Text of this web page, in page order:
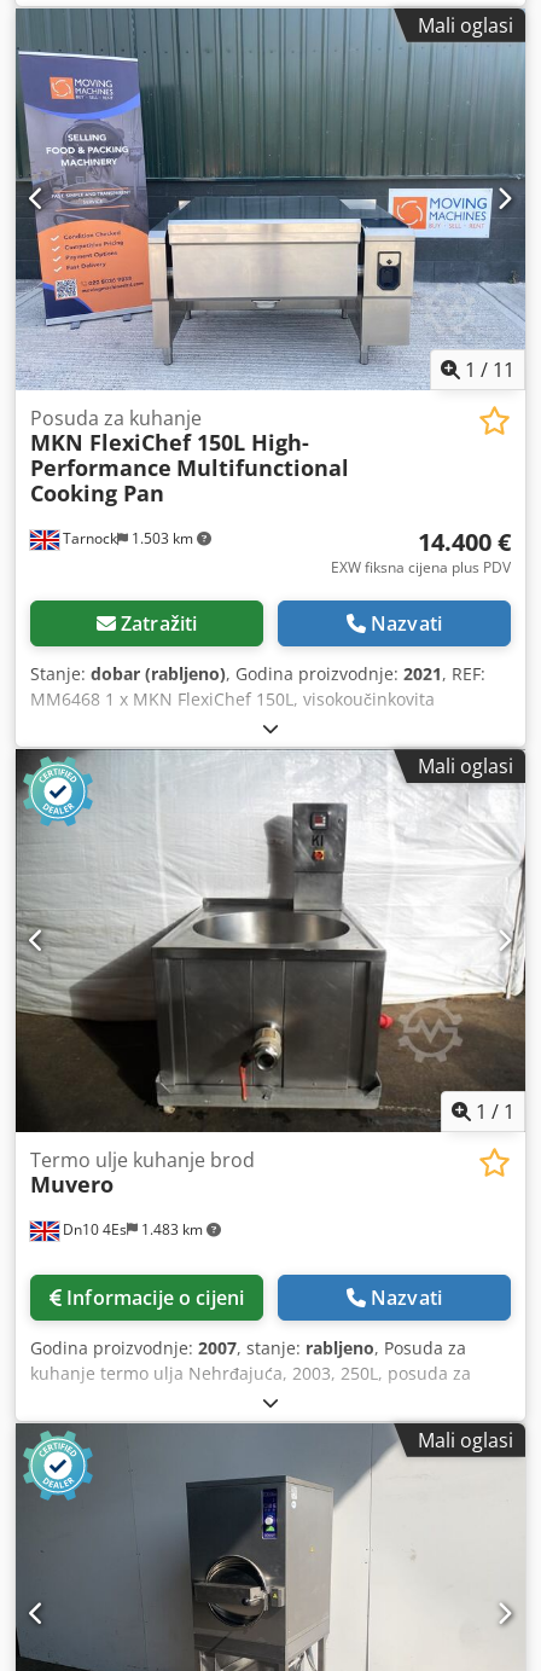
Dimenzije (D x Š x V): cca 1.900 x 1.900 x 1.800 mm
Mali oglasi
1 / 11
Tarnock 1.503 km
Posuda za kuhanje
MKN FlexiChef 150L High-
Performance Multifunctional
Cooking Pan
14.400 €
EXW fiksna cijena plus PDV
Zatražiti Nazvati
Stanje: dobar (rabljeno), Godina proizvodnje: 2021, REF:
MM6468 1 x MKN FlexiChef 150L, visokoučinkovita
višenamjenska posuda za kuhanje. Pogodna za pripremu
juha, gulaša, gotovih obroka, mesa, ribe, riže i tjestenine,
te pekarskih i slastičarskih proizvoda. Proizvođač – MKN
Maschinenfabrik Kurt Neubauer GmbH & Co KG. Tip –
FCEKMP133DR-G20037. Serijski broj – 21542551. Dcodpfx
Ajzn Rbfoivok Datum proizvodnje – 2021. Električni
priključak – 380-415 V / 50 Hz / 3 faze. Snaga – 34 kW. Tlak
vode – 200-600 kPa. Vanjske dimenzije – 1600 mm (dužina)
x 910 mm (širina) x 1020 mm (visina). Masa stroja – 390 kg.
Mali oglasi
1 / 1
Dn10 4Es 1.483 km
Termo ulje kuhanje brod
Muvero
Informacije o cijeni Nazvati
Godina proizvodnje: 2007, stanje: rabljeno, Posuda za
kuhanje termo ulja Nehrđajuća, 2003, 250L, posuda za
kuhanje termo-uljem, do 250 ° C podesiva temperatura.
Dcjdpfxeb Uazme Aivsk
Mali oglasi